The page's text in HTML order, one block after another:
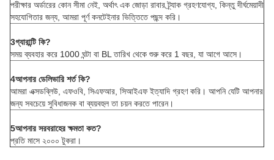
পরীক্ষার অর্ডারের কোন সীমা নেই, অর্থাৎ এক জোড়া রাবার ট্র্যাক গ্রহণযোগ্য, কিন্তু দীর্ঘমেয়াদী
সহযোগিতার জন্য, আমরা পূর্ণ কনটেইনার ভিত্তিতে পছন্দ করি।
3গ্যারান্টি কি?
সময় ব্যবহার করে 1000 ঘন্টা বা BL তারিখ থেকে শুরু করে 1 বছর, যা আগে আসে।
4আপনার ডেলিভারি শর্ত কি?
আমরা এক্সডব্লিউ, এফওবি, সিএফআর, সিআইএফ ইত্যাদি গ্রহণ করি। আপনি যেটি আপনার
জন্য সবচেয়ে সুবিধাজনক বা ব্যয়বহুল তা চয়ন করতে পারেন।
5আপনার সরবরাহের ক্ষমতা কত?
প্রতি মাসে ২০০০ টুকরা।